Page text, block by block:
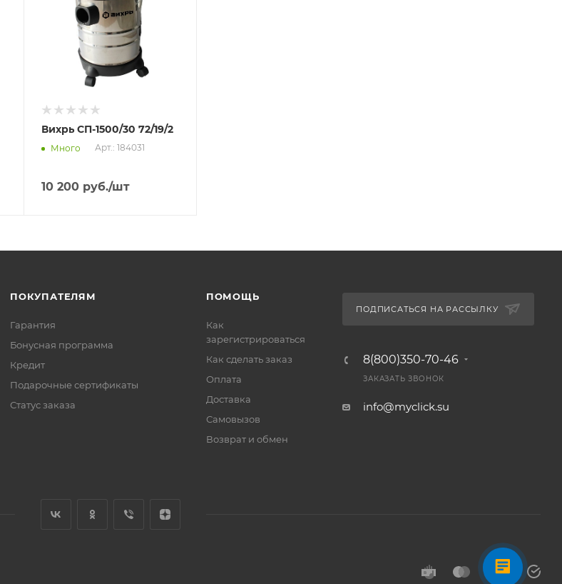
самовывоза
Вихрь СП-1500/30 72/19/2
Много Арт.: 184031
10 200 руб./шт
ПОКУПАТЕЛЯМ
Гарантия
Бонусная программа
Кредит
Подарочные сертификаты
Статус заказа
ПОМОЩЬ
Как
зарегистрироваться
Как сделать заказ
Оплата
Доставка
Самовызов
Возврат и обмен
ПОДПИСАТЬСЯ НА РАССЫЛКУ
8(800)350-70-46
ЗАКАЗАТЬ ЗВОНОК
info@myclick.su